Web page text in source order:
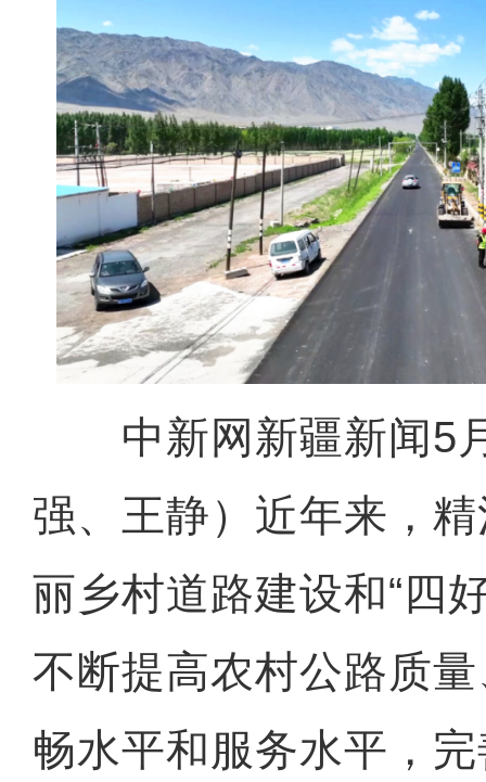
中新网新疆新闻5
强、王静）近年来，
丽乡村道路建设和“四
不断提高农村公路质
畅水平和服务水平，